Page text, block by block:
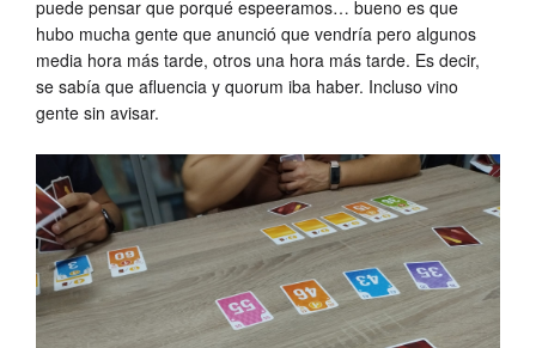
puede pensar que porqué espeeramos… bueno es que
hubo mucha gente que anunció que vendría pero algunos
media hora más tarde, otros una hora más tarde. Es decir,
se sabía que afluencia y quorum iba haber. Incluso vino
gente sin avisar.